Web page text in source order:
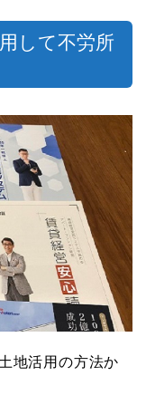
して不労所
地活用の方法か